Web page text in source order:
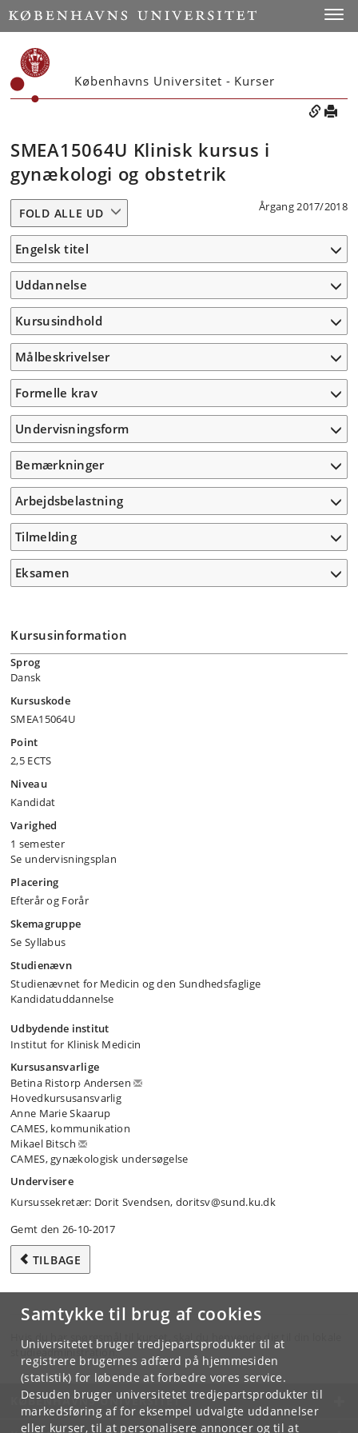
Samtykke til brug af cookies
Universitetet bruger tredjepartsprodukter til at
registrere brugernes adfærd på hjemmesiden
(statistik) for løbende at forbedre vores service.
Desuden bruger universitetet tredjepartsprodukter til
markedsføring af for eksempel udvalgte uddannelser
eller kurser, til at personalisere annoncer og til at
Københavns Universitet - Kurser
SMEA15064U Klinisk kursus i
gynækologi og obstetrik
Årgang 2017/2018
FOLD ALLE UD
Engelsk titel
Uddannelse
Kursusindhold
Målbeskrivelser
Formelle krav
Undervisningsform
Bemærkninger
Arbejdsbelastning
Tilmelding
Eksamen
Kursusinformation
Sprog
Dansk
Kursuskode
SMEA15064U
Point
2,5 ECTS
Niveau
Kandidat
Varighed
1 semester
Se undervisningsplan
Placering
Efterår og Forår
Skemagruppe
Se Syllabus
Studienævn
Studienævnet for Medicin og den Sundhedsfaglige
Kandidatuddannelse
Udbydende institut
Institut for Klinisk Medicin
Kursusansvarlige
Betina Ristorp Andersen
Hovedkursusansvarlig
Anne Marie Skaarup
CAMES, kommunikation
Mikael Bitsch
CAMES, gynækologisk undersøgelse
Undervisere
Kursussekretær: Dorit Svendsen, doritsv@sund.ku.dk
Gemt den 26-10-2017
TILBAGE
Hvis du har spørgsmål til kurset, skal du henvende dig til din lokale
studieadministration.
KØBENHAVNS UNIVERSITET